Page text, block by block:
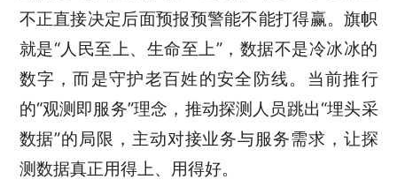
不正直接决定后面预报预警能不能打得赢。旗帜
就是“人民至上、生命至上”，数据不是冷冰冰的
数字，而是守护老百姓的安全防线。当前推行
的“观测即服务”理念 ， 推动探测人员跳出“埋头采
数据”的局限 ，主动对接业务与服务需求，让探
测数据真正用得上、用得好。